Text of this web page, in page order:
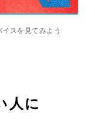
スを見てみよう
人に